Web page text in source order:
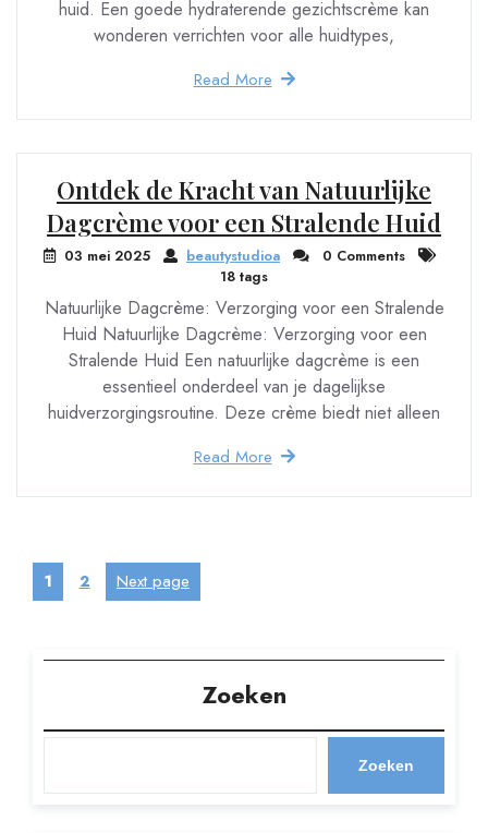
huid. Een goede hydraterende gezichtscrème kan
wonderen verrichten voor alle huidtypes,
Read More
Ontdek de Kracht van Natuurlijke
Dagcrème voor een Stralende Huid
03 mei 2025 beautystudioa
0 Comments
18 tags
Natuurlijke Dagcrème: Verzorging voor een Stralende
Huid Natuurlijke Dagcrème: Verzorging voor een
Stralende Huid Een natuurlijke dagcrème is een
essentieel onderdeel van je dagelijkse
huidverzorgingsroutine. Deze crème biedt niet alleen
Read More
Berichten
paginering
Page
1 Page
2 Next page
Zoeken
Zoeken